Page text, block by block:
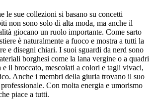
le sue collezioni si basano su concetti
non sono solo di alta moda, ma anche il
giocano un ruolo importante. Come sarto
è naturalmente a fuoco e mostra a tutti la
e disegni chiari. I suoi sguardi da nerd sono
borghesi come la lana vergine o a quadri
e il broccato, mescolati a colori e tagli vivaci,
Anche i membri della giuria trovano il suo
Con molta energia e umorismo
piace a tutti.